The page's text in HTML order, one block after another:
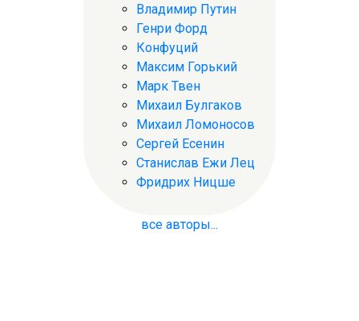
Владимир Путин
Генри Форд
Конфуций
Максим Горький
Марк Твен
Михаил Булгаков
Михаил Ломоносов
Сергей Есенин
Станислав Ежи Лец
Фридрих Ницше
все авторы...